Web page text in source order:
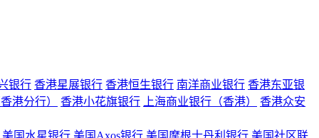
银行 香港星展银行 香港恒生银行 南洋商业银行 香港东亚银
港分行）
香港小花旗银行 上海商业银行（香港） 香港众安
美国水星银行 美国Axos银行 美国摩根士丹利银行 美国社区联